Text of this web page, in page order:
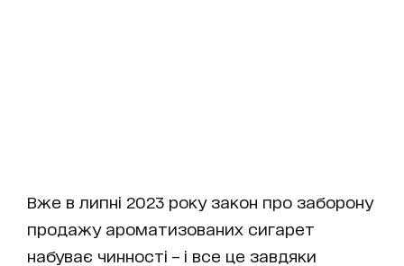
Вже в липні 2023 року закон про заборону
продажу ароматизованих сигарет
набуває чинності – і все це завдяки